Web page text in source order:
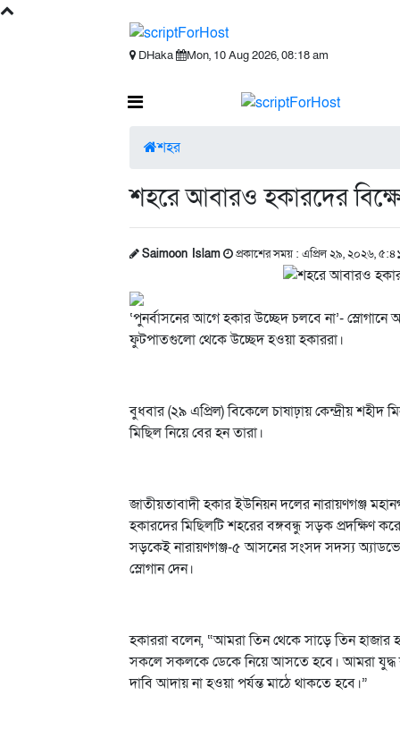
DHaka Mon, 10 Aug 2026, 08:18 am
শহর
শহরে আবারও হকারদের
Saimoon Islam প্রকাশের সময় : এপ্রিল ২৯, ২০২৬,
­‘পুনর্বাসনের আগে হকার উচ্ছেদ চলবে না’-
ফুটপাতগুলো থেকে উচ্ছেদ হওয়া হকাররা।
বুধবার (২৯ এপ্রিল) বিকেলে চাষাঢ়ায় কেন্দ্রীয় শহীদ
মিছিল নিয়ে বের হন তারা।
জাতীয়তাবাদী হকার ইউনিয়ন দলের নারায়ণগঞ্জ
হকারদের মিছিলটি শহরের বঙ্গবন্ধু সড়ক প্রদক্ষিণ
সড়কেই নারায়ণগঞ্জ-৫ আসনের সংসদ সদস্য
স্লোগান দেন।
হকাররা বলেন, “আমরা তিন থেকে সাড়ে তিন
সকলে সকলকে ডেকে নিয়ে আসতে হবে। আমরা
দাবি আদায় না হওয়া পর্যন্ত মাঠে থাকতে হবে।”